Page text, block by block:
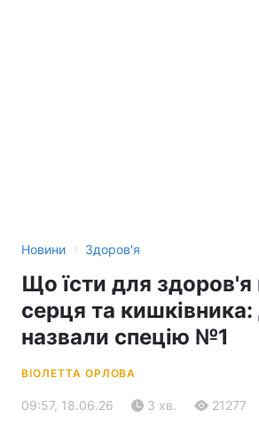
Новини › Здоров'я
Що їсти для здоров'я
серця та кишківника:
назвали спецію №1
ВІОЛЕТТА ОРЛОВА
09:57, 18.06.26 3 хв. 21277